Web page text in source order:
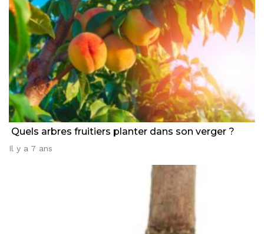
Quels arbres fruitiers planter dans son verger ?
Il y a 7 ans